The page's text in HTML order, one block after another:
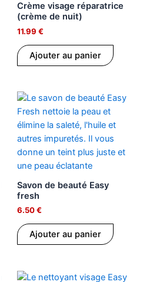
Crème visage réparatrice
(crème de nuit)
11.99 €
Ajouter au panier
Savon de beauté Easy
fresh
6.50€
Ajouter au panier